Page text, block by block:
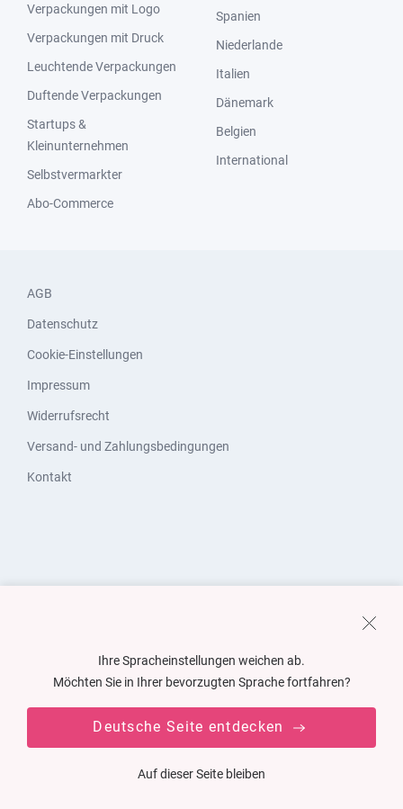
Verpackungen mit Logo
Verpackungen mit Druck
Leuchtende Verpackungen
Duftende Verpackungen
Startups &
Kleinunternehmen
Selbstvermarkter
Abo-Commerce
Spanien
Niederlande
Italien
Dänemark
Belgien
International
AGB
Datenschutz
Cookie-Einstellungen
Impressum
Widerrufsrecht
Versand- und Zahlungsbedingungen
Kontakt
Ihre Spracheinstellungen weichen ab.
Möchten Sie in Ihrer bevorzugten Sprache fortfahren?
Deutsche Seite entdecken
Auf dieser Seite bleiben